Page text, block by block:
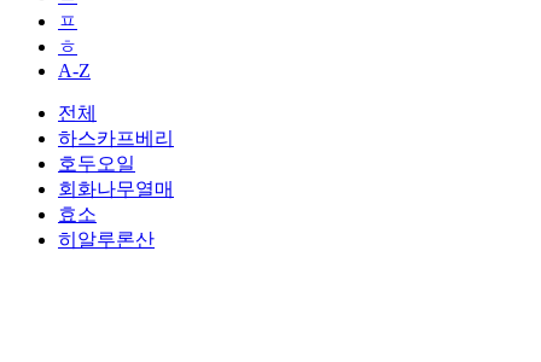
ㅍ
ㅎ
A-Z
전체
하스카프베리
호두오일
회화나무열매
효소
히알루론산